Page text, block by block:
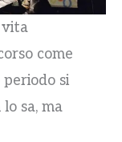
vita
come
si
sa, ma